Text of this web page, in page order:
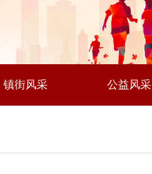
镇街风采 公益风采